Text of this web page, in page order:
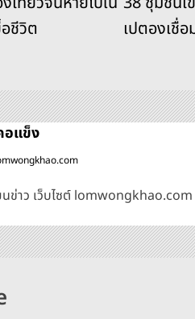
n
k
ชีวิต
เปตองเชื่
แข็ง
ข่าว เว็บไซต์ lomwongkhao.com